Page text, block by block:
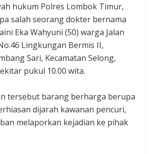
hukum Polres Lombok Timur,
salah seorang dokter bernama
Eka Wahyuni (50) warga Jalan
Lingkungan Bermis II,
Sari, Kecamatan Selong,
pukul 10.00 wita.‎
tersebut barang berharga berupa
dijarah kawanan pencuri,
melaporkan kejadian ke pihak